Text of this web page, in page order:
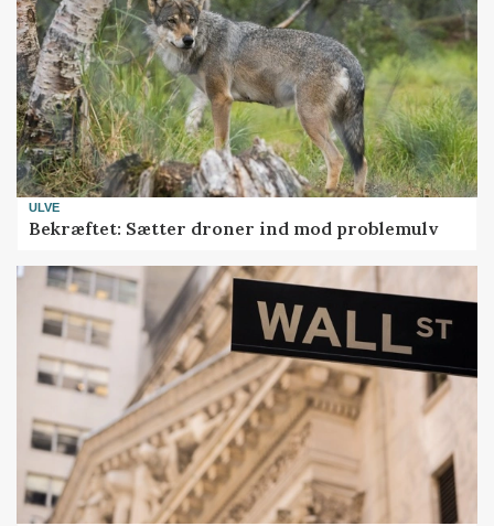
ULVE
Bekræftet: Sætter droner ind mod problemulv